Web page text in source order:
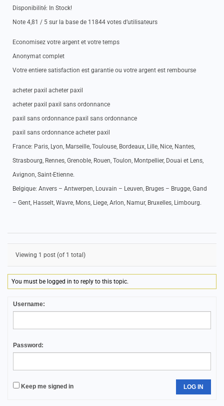
Disponibilité: In Stock!
Note 4,81 / 5 sur la base de 11844 votes d’utilisateurs
Economisez votre argent et votre temps
Anonymat complet
Votre entiere satisfaction est garantie ou votre argent est rembourse
acheter paxil acheter paxil
acheter paxil paxil sans ordonnance
paxil sans ordonnance paxil sans ordonnance
paxil sans ordonnance acheter paxil
France: Paris, Lyon, Marseille, Toulouse, Bordeaux, Lille, Nice, Nantes,
Strasbourg, Rennes, Grenoble, Rouen, Toulon, Montpellier, Douai et Lens,
Avignon, Saint-Etienne.
Belgique: Anvers – Antwerpen, Louvain – Leuven, Bruges – Brugge, Gand
– Gent, Hasselt, Wavre, Mons, Liege, Arlon, Namur, Bruxelles, Limbourg.
Viewing 1 post (of 1 total)
You must be logged in to reply to this topic.
Username:
Password:
Keep me signed in LOG IN